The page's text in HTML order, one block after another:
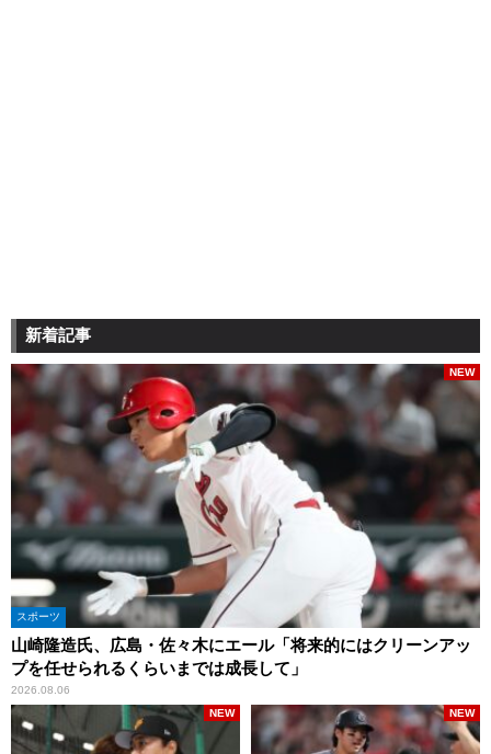
新着記事
スポーツ
山崎隆造氏、広島・佐々木にエール「将来的にはクリーンアッ
プを任せられるくらいまでは成長して」
2026.08.06
NEW
NEW NEW